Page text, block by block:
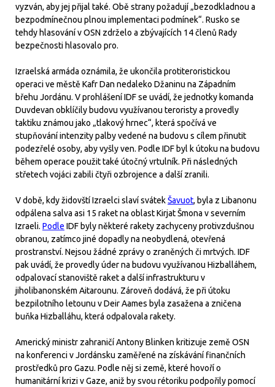
vyzván, aby jej přijal také. Obě strany požadují „bezodkladnou a
bezpodmínečnou plnou implementaci podmínek“. Rusko se
tehdy hlasování v OSN zdrželo a zbývajících 14 členů Rady
bezpečnosti hlasovalo pro.
Izraelská armáda oznámila, že ukončila protiteroristickou
operaci ve městě Kafr Dan nedaleko Džaninu na Západním
břehu Jordánu. V prohlášení IDF se uvádí, že jednotky komanda
Duvdevan obklíčily budovu využívanou teroristy a provedly
taktiku známou jako „tlakový hrnec“, která spočívá ve
stupňování intenzity palby vedené na budovu s cílem přinutit
podezřelé osoby, aby vyšly ven. Podle IDF byl k útoku na budovu
během operace použit také útočný vrtulník. Při následných
střetech vojáci zabili čtyři ozbrojence a další zranili.
V době, kdy židovští Izraelci slaví svátekŠavuot, byla z Libanonu
odpálena salva asi 15 raket na oblast Kirjat Šmona v severním
Izraeli. Podle IDF byly některé rakety zachyceny protivzdušnou
obranou, zatímco jiné dopadly na neobydlená, otevřená
prostranství. Nejsou žádné zprávy o zraněných či mrtvých. IDF
pak uvádí, že provedly úder na budovu využívanou Hizballáhem,
odpalovací stanoviště raket a další infrastrukturu v
jiholibanonském Aitarounu. Zároveň dodává, že při útoku
bezpilotního letounu v Deir Aames byla zasažena a zničena
buňka Hizballáhu, která odpalovala rakety.
Americký ministr zahraničí Antony Blinken kritizuje země OSN
na konferenci v Jordánsku zaměřené na získávání finančních
prostředků pro Gazu. Podle něj si země, které hovoří o
humanitární krizi v Gaze, aniž by svou rétoriku podpořily pomocí